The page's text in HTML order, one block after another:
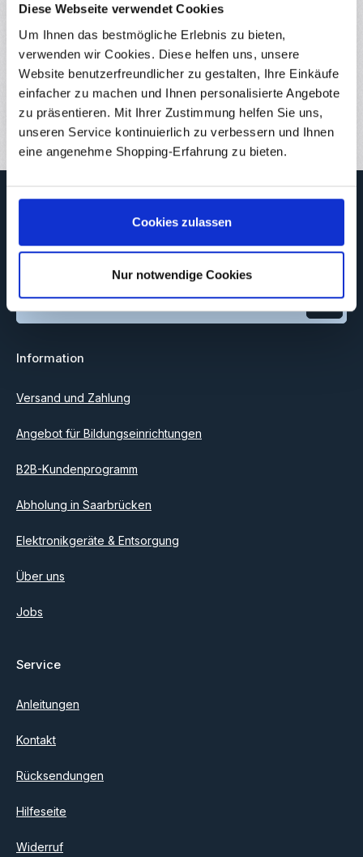
Diese Webseite verwendet Cookies
Um Ihnen das bestmögliche Erlebnis zu bieten,
verwenden wir Cookies. Diese helfen uns, unsere
Website benutzerfreundlicher zu gestalten, Ihre Einkäufe
einfacher zu machen und Ihnen personalisierte Angebote
zu präsentieren. Mit Ihrer Zustimmung helfen Sie uns,
unseren Service kontinuierlich zu verbessern und Ihnen
eine angenehme Shopping-Erfahrung zu bieten.
Cookies zulassen
Nur notwendige Cookies
Kühlung und Luftzirkulation in verschiedenen
Eigenschaften
Downloads
Bewertungen
1
Abonnieren Sie jetzt unseren regelmäßig erscheinenden
informiert zu werden.
Ich habe dieDatenschutzbestimmungen
einverstanden.
Information
Versand und Zahlung
Angebot für Bildungseinrichtungen
B2B-Kundenprogramm
Abholung in Saarbrücken
Elektronikgeräte & Entsorgung
Über uns
Jobs
Service
Anleitungen
Kontakt
Rücksendungen
Hilfeseite
Widerruf